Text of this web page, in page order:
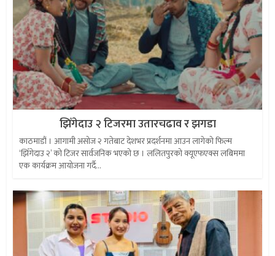
झिँगेदाउ २ टिजरमा उतारचढाव र झगडा
काठमाडौं । आगामी असोज २ गतेबाट देशभर प्रदर्शनमा आउन लागेको फिल्म
‘झिँगेदाउ २’ को टिजर सार्वजनिक भएको छ । ललितपुरको क्यूएफएक्स लबिममा
एक कार्यक्रम आयोजना गर्दै...